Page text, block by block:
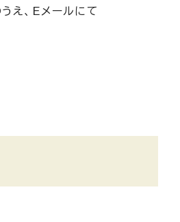
え、Eメールにて